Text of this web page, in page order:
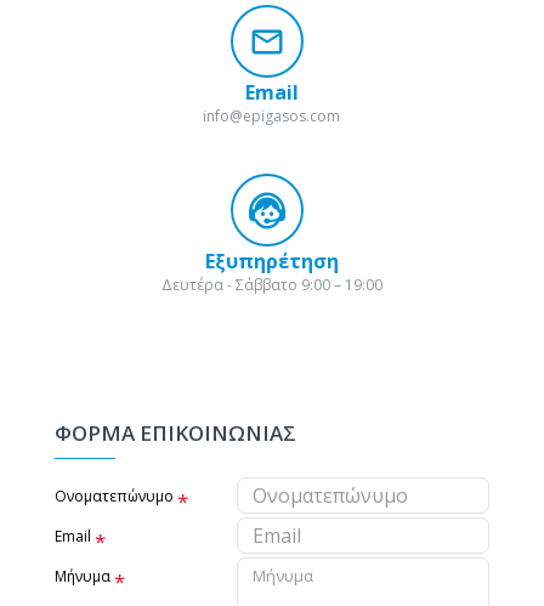
Email
info@epigasos.com
Εξυπηρέτηση
Δευτέρα - Σάββατο 9:00 – 19:00
ΦΟΡΜΑ ΕΠΙΚΟΙΝΩΝΙΑΣ
Ονοματεπώνυμο
Email
Μήνυμα